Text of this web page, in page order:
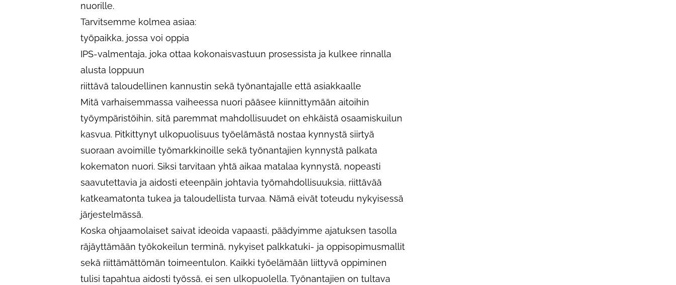
nuorille.
Tarvitsemme kolmea asiaa:
työpaikka, jossa voi oppia
IPS-valmentaja, joka ottaa kokonaisvastuun prosessista ja kulkee rinnalla
alusta loppuun
riittävä taloudellinen kannustin sekä työnantajalle että asiakkaalle
Mitä varhaisemmassa vaiheessa nuori pääsee kiinnittymään aitoihin
työympäristöihin, sitä paremmat mahdollisuudet on ehkäistä osaamiskuilun
kasvua. Pitkittynyt ulkopuolisuus työelämästä nostaa kynnystä siirtyä
suoraan avoimille työmarkkinoille sekä työnantajien kynnystä palkata
kokematon nuori. Siksi tarvitaan yhtä aikaa matalaa kynnystä, nopeasti
saavutettavia ja aidosti eteenpäin johtavia työmahdollisuuksia, riittävää
katkeamatonta tukea ja taloudellista turvaa. Nämä eivät toteudu nykyisessä
järjestelmässä.
Koska ohjaamolaiset saivat ideoida vapaasti, päädyimme ajatuksen tasolla
räjäyttämään työkokeilun terminä, nykyiset palkkatuki- ja oppisopimusmallit
sekä riittämättömän toimeentulon. Kaikki työelämään liittyvä oppiminen
tulisi tapahtua aidosti työssä, ei sen ulkopuolella. Työnantajien on tultava